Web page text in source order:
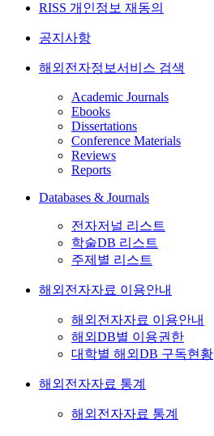
RISS 개인정보 재동의
공지사항
해외전자정보서비스 검색
Academic Journals
Ebooks
Dissertations
Conference Materials
Reviews
Reports
Databases & Journals
전자저널 리스트
학술DB 리스트
주제별 리스트
해외전자자료 이용안내
해외전자자료 이용안내
해외DB별 이용권한
대학별 해외DB 구독현황
해외전자자료 통계
해외전자자료 통계